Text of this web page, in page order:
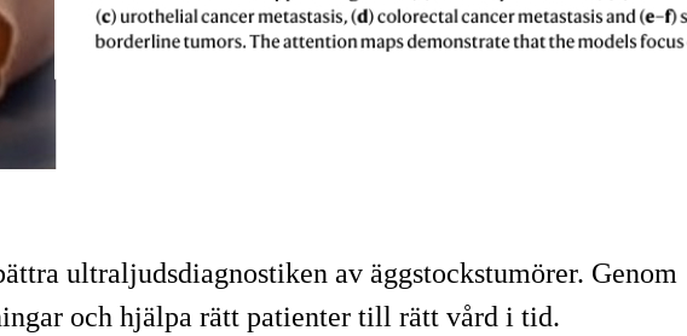
ultraljudsdiagnostiken av äggstockstumörer. Genom
och hjälpa rätt patienter till rätt vård i tid.